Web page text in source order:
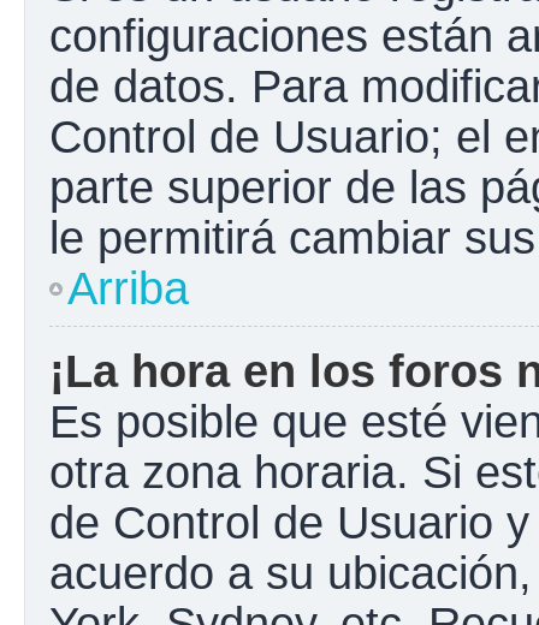
configuraciones están
de datos. Para
Control de Usuario; el
parte superior de las
le permitirá cambiar
Arriba
¡La hora en los foros
Es posible que esté
otra zona horaria. Si
de Control de Usuario
acuerdo a su